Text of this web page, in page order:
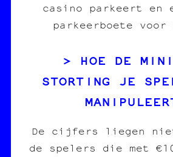
casino parkeert en
parkeerboete
HOE DE
STORTING JE
De cijfers liegen
de spelers die met